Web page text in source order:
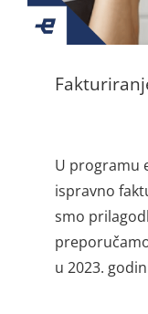
U programu
ispravno
smo
u 2023.